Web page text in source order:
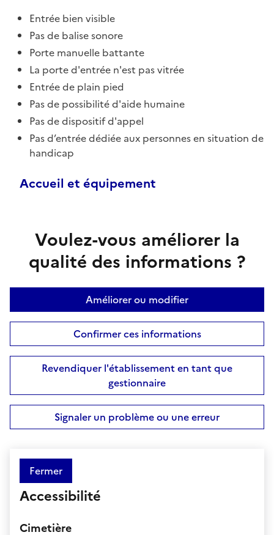
Entrée bien visible
Pas de balise sonore
Porte manuelle battante
La porte d'entrée n'est pas vitrée
Entrée de plain pied
Pas de possibilité d'aide humaine
Pas de dispositif d'appel
Pas d’entrée dédiée aux personnes en situation de
handicap
Accueil et équipement
Voulez-vous améliorer la
qualité des informations ?
Améliorer ou modifier
Confirmer ces informations
Revendiquer l'établissement en tant que
gestionnaire
Signaler un problème ou une erreur
Fermer
Accessibilité
Cimetière